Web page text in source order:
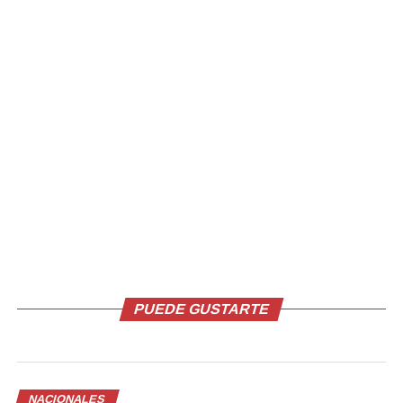
PUEDE GUSTARTE
NACIONALES